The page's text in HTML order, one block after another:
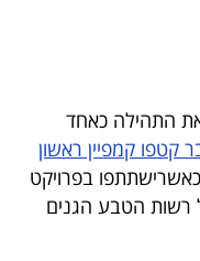
התהילה כאחד
קטפו קמפיין ראשון
בפרויקט
רשות הטבע הגנים